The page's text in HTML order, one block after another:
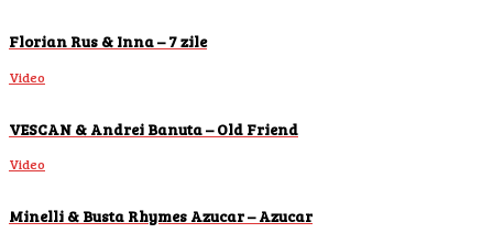
Florian Rus & Inna – 7 zile
Video
VESCAN & Andrei Banuta – Old Friend
Video
Minelli & Busta Rhymes Azucar – Azucar